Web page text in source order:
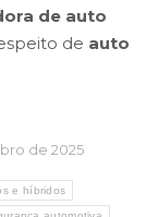
de auto
de auto
de 2025
e híbridos